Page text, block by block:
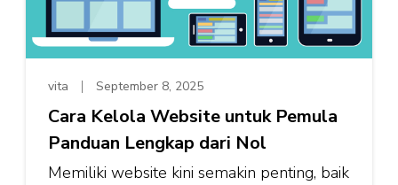
vita September 8, 2025
Cara Kelola Website untuk Pemula
Panduan Lengkap dari Nol
Memiliki website kini semakin penting, baik